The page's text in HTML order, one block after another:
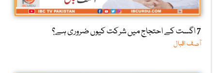
7 اگست کے احتجاج میں شرکت کیوں ضروری ہے؟
آصف اقبال